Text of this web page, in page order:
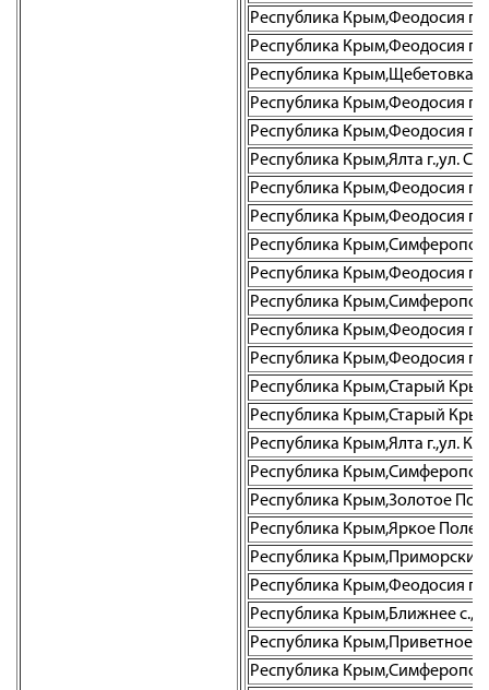
Республика Крым,Феодосия
Республика Крым,Феодосия
Республика Крым,Щебетовка
Республика Крым,Феодосия
Республика Крым,Феодосия
Республика Крым,Ялта г.,ул.
Республика Крым,Феодосия
Республика Крым,Феодосия
Республика
Республика Крым,Феодосия
Республика
Республика Крым,Феодосия
Республика Крым,Феодосия
Республика Крым,Старый Крым
Республика Крым,Старый Крым
Республика Крым,Ялта г.,ул.
Республика
Республика Крым,Золотое
Республика Крым,Яркое Поле
Республика Крым,Приморский
Республика Крым,Феодосия
Республика Крым,Ближнее
Республика Крым,Приветное
Республика